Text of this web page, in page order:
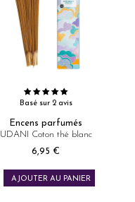
Basé sur 2 avis
Encens parfumés
UDANI Coton thé blanc
Prix
6,95 €
AJOUTER AU PANIER